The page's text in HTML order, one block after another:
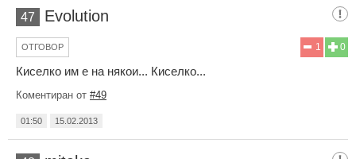
47 Evolution
0
1
ОТГОВОР
Киселко им е на някои... Киселко...
Коментиран от #49
01:50 15.02.2013